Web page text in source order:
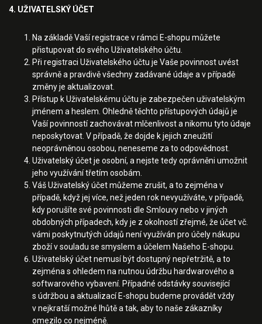
4. UŽIVATELSKÝ ÚČET
Na základě Vaší registrace v rámci E-shopu můžete
přistupovat do svého Uživatelského účtu.
Při registraci Uživatelského účtu je Vaše povinnost uvést
správně a pravdivě všechny zadávané údaje a v případě
změny je aktualizovat.
Přístup k Uživatelskému účtu je zabezpečen uživatelským
jménem a heslem. Ohledně těchto přístupových údajů je
Vaší povinností zachovávat mlčenlivost a nikomu tyto údaje
neposkytovat. V případě, že dojde k jejich zneužití
neoprávněnou osobou, neneseme za to odpovědnost.
Uživatelský účet je osobní, a nejste tedy oprávněni umožnit
jeho využívání třetím osobám.
Váš Uživatelský účet můžeme zrušit, a to zejména v
případě, když jej více, než jeden rok nevyužíváte, v případě,
kdy porušíte své povinnosti dle Smlouvy nebo v jiných
obdobných případech, kdy je z okolností zřejmé, že účet vč.
vámi poskytnutých údajů není využíván pro účely nákupu
zboží v souladu se smyslem a účelem Našeho E-shopu.
Uživatelský účet nemusí být dostupný nepřetržitě, a to
zejména s ohledem na nutnou údržbu hardwarového a
softwarového vybavení. Případné odstávky související
s údržbou a aktualizací E-shopu budeme provádět vždy
v nejkratší možné lhůtě a tak, aby to naše zákazníky
omezilo co nejméně.